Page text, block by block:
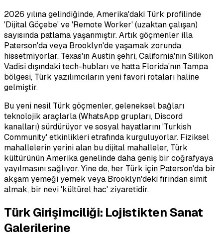
2026 yılına gelindiğinde, Amerika'daki Türk profilinde
'Dijital Göçebe' ve 'Remote Worker' (uzaktan çalışan)
sayısında patlama yaşanmıştır. Artık göçmenler illa
Paterson'da veya Brooklyn'de yaşamak zorunda
hissetmiyorlar. Texas'ın Austin şehri, California'nın Silikon
Vadisi dışındaki tech-hubları ve hatta Florida'nın Tampa
bölgesi, Türk yazılımcıların yeni favori rotaları haline
gelmiştir.
Bu yeni nesil Türk göçmenler, geleneksel bağları
teknolojik araçlarla (WhatsApp grupları, Discord
kanalları) sürdürüyor ve sosyal hayatlarını 'Turkish
Community' etkinlikleri etrafında kurguluyorlar. Fiziksel
mahallelerin yerini alan bu dijital mahalleler, Türk
kültürünün Amerika genelinde daha geniş bir coğrafyaya
yayılmasını sağlıyor. Yine de, her Türk için Paterson'da bir
akşam yemeği yemek veya Brooklyn'deki fırından simit
almak, bir nevi 'kültürel hac' ziyaretidir.
Türk Girişimciliği: Lojistikten Sanat
Galerilerine